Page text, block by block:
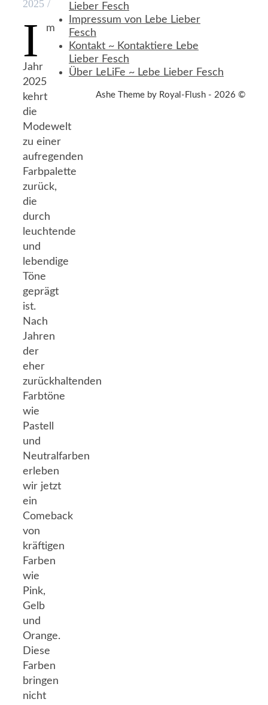
2025 /
I m
Jahr
2025
kehrt
die
Modewelt
zu einer
aufregenden
Farbpalette
zurück,
die
durch
leuchtende
und
lebendige
Töne
geprägt
ist.
Nach
Jahren
der
eher
zurückhaltenden
Farbtöne
wie
Pastell
und
Neutralfarben
erleben
wir jetzt
ein
Comeback
von
kräftigen
Farben
wie
Pink,
Gelb
und
Orange.
Diese
Farben
bringen
nicht
Lieber Fesch
Impressum von Lebe Lieber
Fesch
Kontakt ~ Kontaktiere Lebe
Lieber Fesch
Über LeLiFe ~ Lebe Lieber Fesch
Ashe Theme by Royal-Flush - 2026 ©